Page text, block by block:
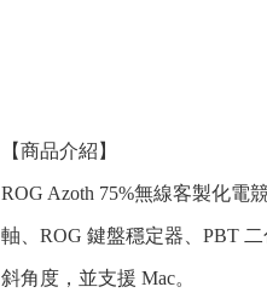
【商品介紹】
ROG Azoth 75%無線客製化電
軸、ROG 鍵盤穩定器、PBT
斜角度，並支援 Mac。